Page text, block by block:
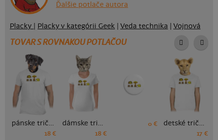
Ďalšie potlače autora
Placky Placky v kategórii Geek |Veda technika |Vojnová
TOVAR S ROVNAKOU POTLAČOU
pánske tričko
18 €
dámske tričko
18 €
0 € detské tričko
17 €